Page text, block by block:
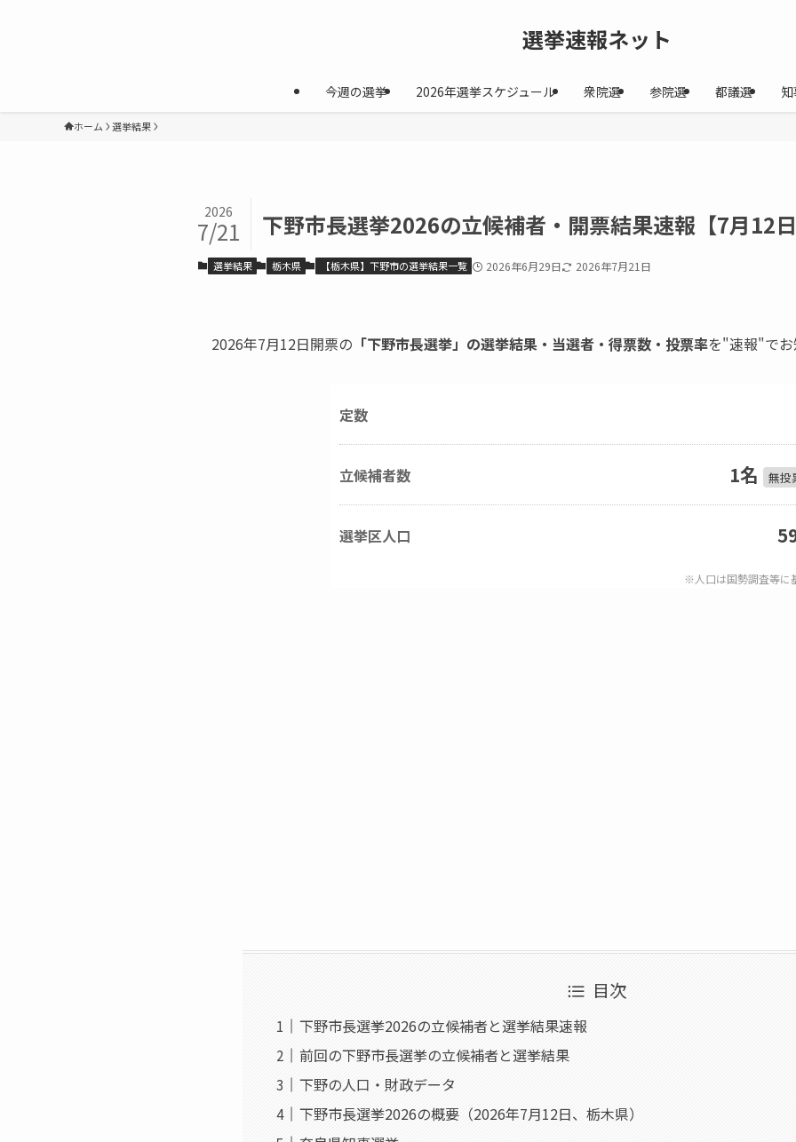
選挙速報ネット
今週の選挙 2026年選挙スケジュール 衆院選 参院選 都議選
ホーム 選挙結果
下野市長選挙2026の立候補者・開票結果速報【7月12日
2026
7/21
選挙結果 栃木県 【栃木県】下野市の選挙結果一覧 2026年6月29日 2026年7月21日
2026年7月12日開票の 「下野市長選挙」の選挙結果・当選者・得票数・投票率を"速報"でお
定数
立候補者数 1名 無投
選挙区人口
※人口は国勢調査等に
目次
下野市長選挙2026の立候補者と選挙結果速報
前回の下野市長選挙の立候補者と選挙結果
下野の人口・財政データ
下野市長選挙2026の概要（2026年7月12日、栃木県）